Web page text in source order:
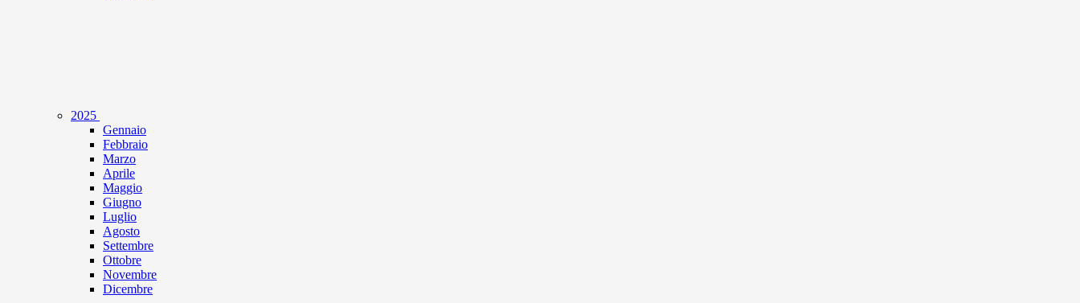
2025
Gennaio
Febbraio
Marzo
Aprile
Maggio
Giugno
Luglio
Agosto
Settembre
Ottobre
Novembre
Dicembre